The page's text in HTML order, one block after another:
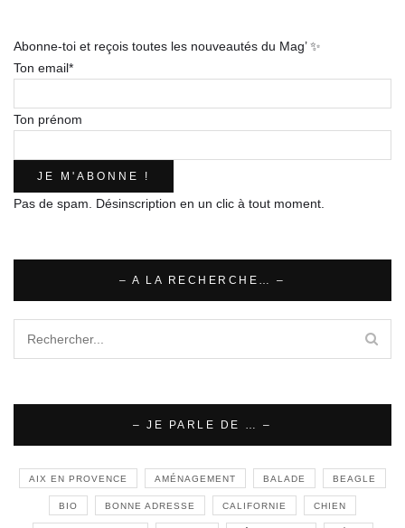
Abonne-toi et reçois toutes les nouveautés du Mag’ ✨
Ton email*
Ton prénom
Pas de spam. Désinscription en un clic à tout moment.
– A LA RECHERCHE… –
– JE PARLE DE … –
AIX EN PROVENCE AMÉNAGEMENT BALADE BEAGLE
BIO BONNE ADRESSE CALIFORNIE CHIEN